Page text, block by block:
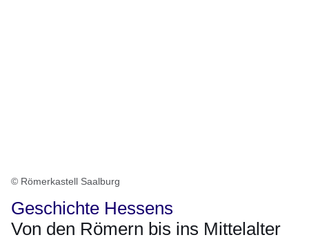
© Römerkastell Saalburg
Geschichte Hessens
Von den Römern bis ins Mittelalter